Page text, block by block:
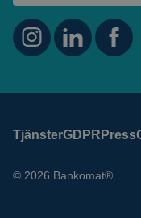
TjänsterGDPR Press
© 2026 Bankomat®